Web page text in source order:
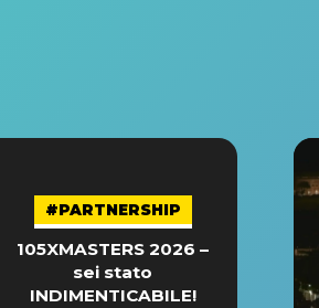
#PARTNERSHIP
105XMASTERS 2026 –
sei stato
INDIMENTICABILE!